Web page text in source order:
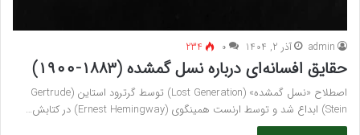
admin آذر 2, 1404 ۰ 234
حقایق افسانه‌ای درباره نسل گمشده (۱۸۸۳-۱۹۰۰)
اصطلاح «نسل گمشده» (Lost Generation) توسط گرترود استاین (Gertrude
Stein) ابداع شد و توسط ارنست همینگوی (Ernest Hemingway) در کتابش…